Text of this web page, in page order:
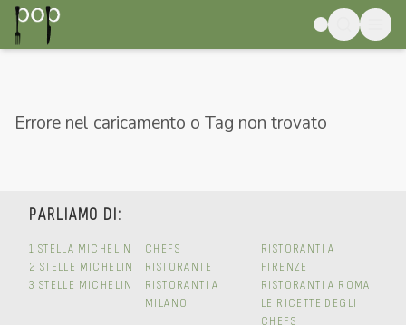
Errore nel caricamento o Tag non trovato
PARLIAMO DI:
1 STELLA MICHELIN
2 STELLE MICHELIN
3 STELLE MICHELIN
CHEFS
RISTORANTE
RISTORANTI A
MILANO
RISTORANTI A
FIRENZE
RISTORANTI A ROMA
LE RICETTE DEGLI
CHEFS